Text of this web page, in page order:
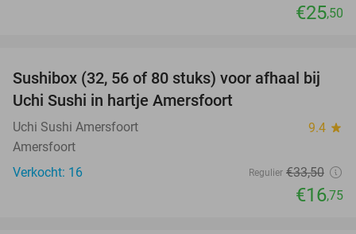
€25,50
50%
Sushibox (32, 56 of 80 stuks) voor afhaal bij
Uchi Sushi in hartje Amersfoort
Uchi Sushi Amersfoort 9.4 star
Amersfoort
Verkocht: 16
Regulier €33,50
€16,75